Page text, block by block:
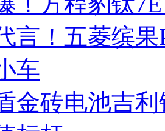
言！五菱缤
车
金砖电池吉